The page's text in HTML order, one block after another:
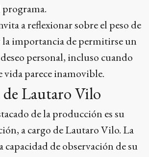
programa.
a reflexionar sobre el peso de
la importancia de permitirse un
personal, incluso cuando
vida parece inamovible.
Lautaro Vilo
de la producción es su
a cargo de Lautaro Vilo. La
capacidad de observación de su